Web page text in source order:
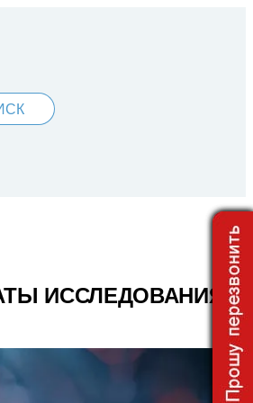
ИССЛЕДОВАНИЯ